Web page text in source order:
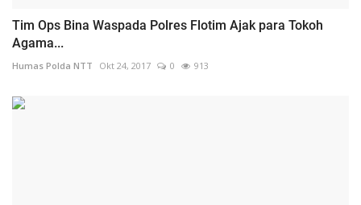
Tim Ops Bina Waspada Polres Flotim Ajak para Tokoh
Agama...
Humas Polda NTT Okt 24, 2017 0 913